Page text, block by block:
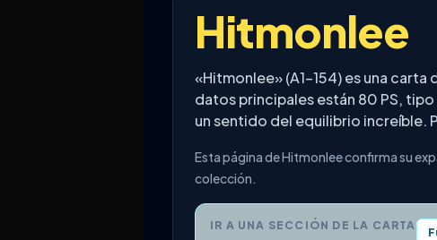
Hitmonlee
«Hitmonlee» (A1-154) es una
datos principales están 80 PS,
un sentido del equilibrio increíble.
Esta página de Hitmonlee confirma su
colección.
IR A UNA SECCIÓN DE LA CARTA